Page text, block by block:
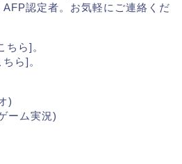
認定者。お気軽にご連絡くだ
ちら]。
ちら]。
)
ーム実況)